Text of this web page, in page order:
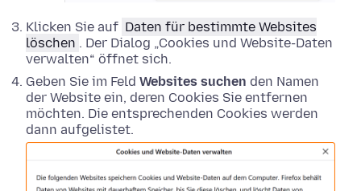
Klicken Sie auf Daten für bestimmte Websites
löschen . Der Dialog „Cookies und Website-Daten
verwalten“ öffnet sich.
Geben Sie im Feld Websites suchen den Namen
der Website ein, deren Cookies Sie entfernen
möchten. Die entsprechenden Cookies werden
dann aufgelistet.